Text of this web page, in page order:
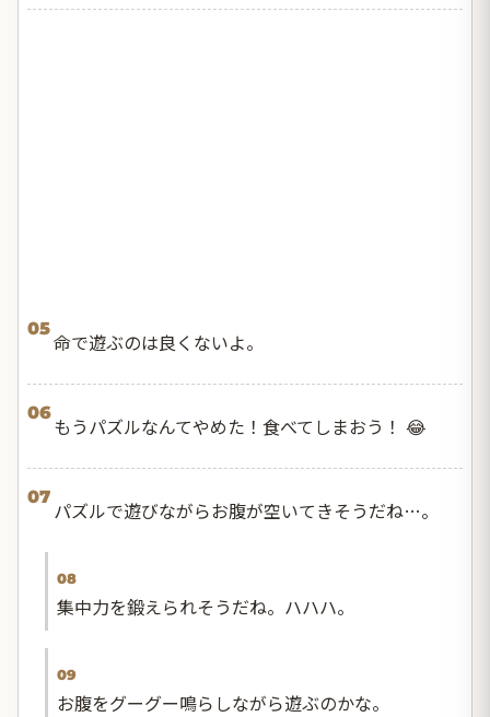
05
命で遊ぶのは良くないよ。
06
もうパズルなんてやめた！食べてしまおう！ 😂
07
パズルで遊びながらお腹が空いてきそうだね…。
08
集中力を鍛えられそうだね。ハハハ。
09
お腹をグーグー鳴らしながら遊ぶのかな。